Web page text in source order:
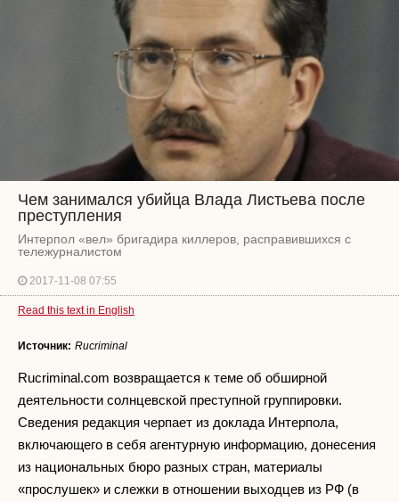
Чем занимался убийца Влада Листьева после
преступления
Интерпол «вел» бригадира киллеров, расправившихся с
тележурналистом
2017-11-08 07:55
Read this text in English
Источник: Rucriminal
Rucriminal.com возвращается к теме об обширной
деятельности солнцевской преступной группировки.
Сведения редакция черпает из доклада Интерпола,
включающего в себя агентурную информацию, донесения
из национальных бюро разных стран, материалы
«прослушек» и слежки в отношении выходцев из РФ (в